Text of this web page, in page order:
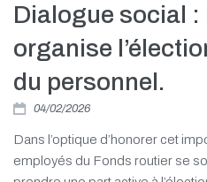
Dialogue social :
organise
du personnel.
04/02/2026
Dans l’optique d’honorer cet
employés du Fonds routier se